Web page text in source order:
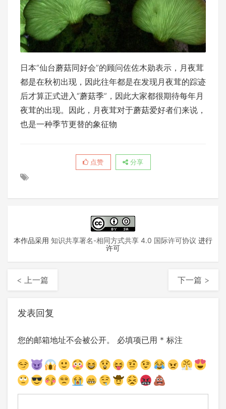
日本“仙台蘑菇同好会”的顾问佐佐木勋表示，月夜茸
都是在秋初出现，因此往年都是在发现月夜茸的踪迹
后才算正式进入“蘑菇季”，因此大家都很期待每年月
夜茸的出现。因此，月夜茸对于蘑菇爱好者们来说，
也是一种季节更替的象征物
点赞 分享
本作品采用 知识共享署名-相同方式共享 4.0 国际许可协议 进行
许可
< 上一篇 下一篇 >
发表回复
您的邮箱地址不会被公开。 必填项已用 * 标注